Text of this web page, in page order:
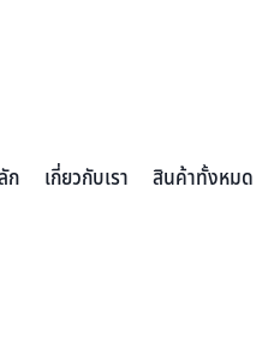
ก เกี่ยวกับเรา สินค้าทั้งหมด